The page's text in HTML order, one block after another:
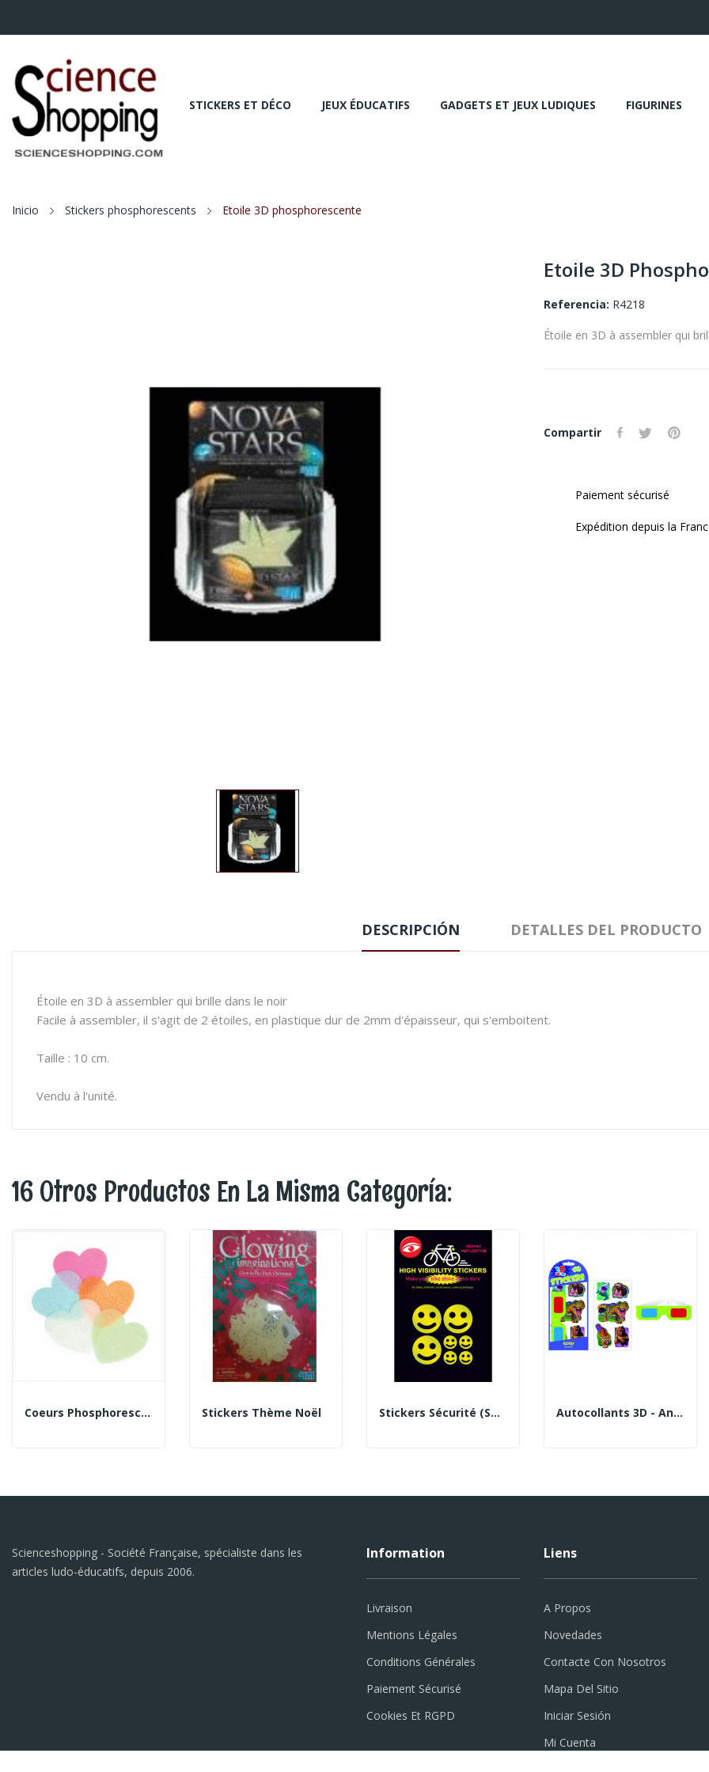
STICKERS ET DÉCO JEUX ÉDUCATIFS GADGETS ET JEUX LUDIQUES FIGURINES
Inicio Stickers phosphorescents Etoile 3D phosphorescente
Etoile 3D
Referencia: R4218
Étoile en 3D à assembler qui
Compartir
Paiement sécurisé
Expédition depuis la
DESCRIPCIÓN DETALLES DEL PRODUCTO
Étoile en 3D à assembler qui brille dans le noir
Facile à assembler, il s'agit de 2 étoiles, en plastique dur de 2mm d'épaisseur, qui s'emboitent.
Taille : 10 cm.
Vendu à l'unité.
16 Otros Productos En La Misma Categoría:
Coeurs Phosphorescents Stickers Thème Noël Stickers Sécurité (smiley) Autocollants 3D - Animaux Sauvages
Scienceshopping - Société Française, spécialiste dans les
articles ludo-éducatifs, depuis 2006.
Information
Livraison
Mentions Légales
Conditions Générales
Paiement Sécurisé
Cookies Et RGPD
Liens
A Propos
Novedades
Contacte Con Nosotros
Mapa Del Sitio
Iniciar Sesión
Mi Cuenta